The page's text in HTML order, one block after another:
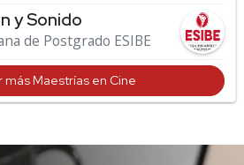
y Sonido
de Postgrado ESIBE
más Maestrías en Cine